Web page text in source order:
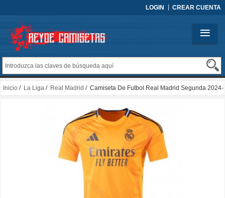
LOGIN CREAR CUENTA
Inicio / La Liga / Real Madrid / Camiseta De Futbol Real Madrid Segunda 2024-